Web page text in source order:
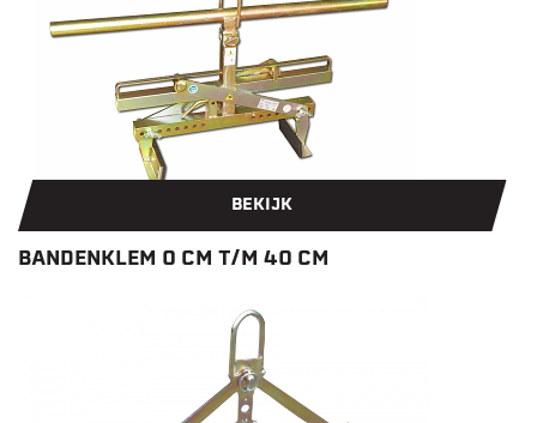
BEKIJK
BANDENKLEM 0 CM T/M 40 CM